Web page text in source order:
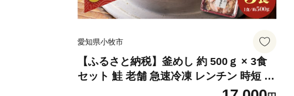
愛知県小牧市
【ふるさと納税】釜めし 約 500ｇ × 3食
セット 鮭 老舗 急速冷凍 レンチン 時短 簡
単調理 食品 加工品 海鮮 手作り ほくほく